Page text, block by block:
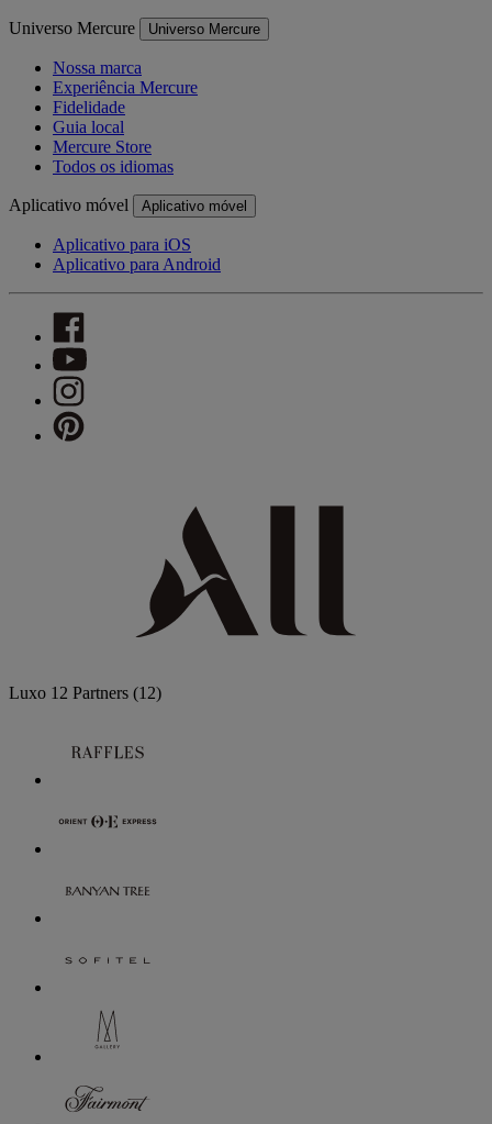
Universo Mercure Universo Mercure
Nossa marca
Experiência Mercure
Fidelidade
Guia local
Mercure Store
Todos os idiomas
Aplicativo móvel Aplicativo móvel
Aplicativo para iOS
Aplicativo para Android
Luxo 12 Partners (12)